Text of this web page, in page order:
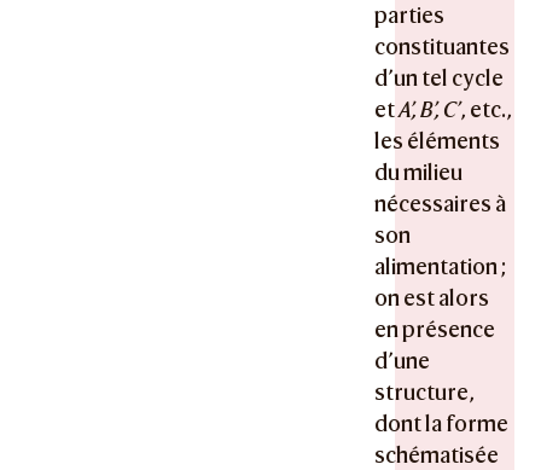
parties
constituantes
d’un tel cycle
etA’, B’, C’, etc.,
les éléments
du milieu
nécessaires à
son
alimentation ;
on est alors
en présence
d’une
structure,
dont la forme
schématisée